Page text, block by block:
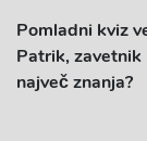
Pomladni kviz
Patrik,
največ znanja?